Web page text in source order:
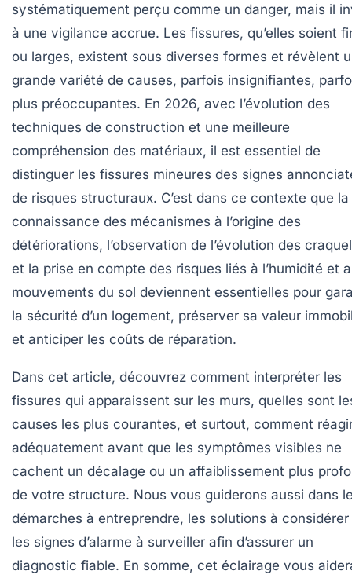
systématiquement perçu comme un danger, mais il
à une vigilance accrue. Les fissures, qu’elles soient
ou larges, existent sous diverses formes et révèlent
grande variété de causes, parfois insignifiantes,
plus préoccupantes. En 2026, avec l’évolution des
techniques de construction et une meilleure
compréhension des matériaux, il est essentiel de
distinguer les fissures mineures des signes
de risques structuraux. C’est dans ce contexte que la
connaissance des mécanismes à l’origine des
détériorations, l’observation de l’évolution des
et la prise en compte des risques liés à l’humidité et
mouvements du sol deviennent essentielles pour
la sécurité d’un logement, préserver sa valeur
et anticiper les coûts de réparation.
Dans cet article, découvrez comment interpréter les
fissures qui apparaissent sur les murs, quelles sont
causes les plus courantes, et surtout, comment
adéquatement avant que les symptômes visibles ne
cachent un décalage ou un affaiblissement plus
de votre structure. Nous vous guiderons aussi dans
démarches à entreprendre, les solutions à
les signes d’alarme à surveiller afin d’assurer un
diagnostic fiable. En somme, cet éclairage vous